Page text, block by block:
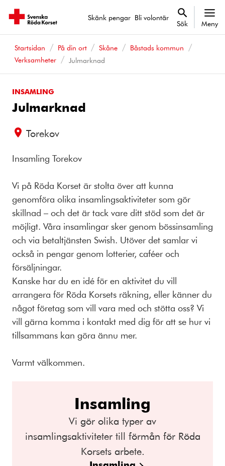
Skänk pengar Bli volontär
Sök Meny
Startsidan På din ort Skåne
Båstads kommun
Verksamheter
Julmarknad
INSAMLING
Julmarknad
Torekov
Insamling Torekov
Vi på Röda Korset är stolta över att kunna
genomföra olika insamlingsaktiviteter som gör
skillnad – och det är tack vare ditt stöd som det är
möjligt. Våra insamlingar sker genom bössinsamling
och via betaltjänsten Swish. Utöver det samlar vi
också in pengar genom lotterier, caféer och
försäljningar.
Kanske har du en idé för en aktivitet du vill
arrangera för Röda Korsets räkning, eller känner du
något företag som vill vara med och stötta oss? Vi
vill gärna komma i kontakt med dig för att se hur vi
tillsammans kan göra ännu mer.
Varmt välkommen.
Insamling
Vi gör olika typer av
insamlingsaktiviteter till förmån för Röda
Korsets arbete.